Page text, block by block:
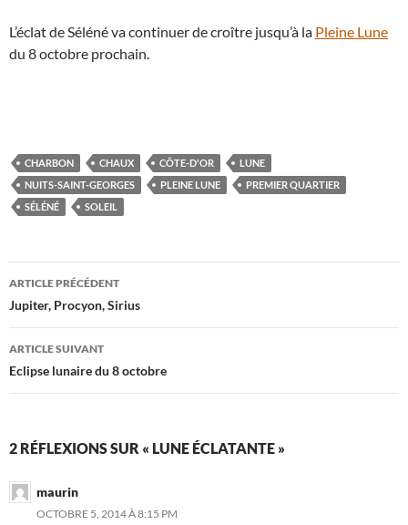
L’éclat de Séléné va continuer de croître jusqu’à la Pleine Lune
du 8 octobre prochain.
CHARBON CHAUX CÔTE-D'OR
LUNE
NUITS-SAINT-GEORGES
PLEINE LUNE
PREMIER QUARTIER
SÉLÉNÉ
SOLEIL
Navigation
des
articles
ARTICLE PRÉCÉDENT
Jupiter, Procyon, Sirius
ARTICLE SUIVANT
Eclipse lunaire du 8 octobre
2 RÉFLEXIONS SUR « LUNE ÉCLATANTE »
maurin
OCTOBRE 5, 2014 À 8:15 PM